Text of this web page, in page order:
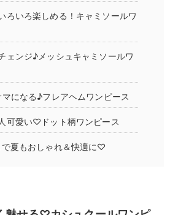
ろいろ楽しめる！キャミソールワ
ェンジ♪メッシュキャミソールワ
になる♪フレアヘムワンピース
可愛い♡ドット柄ワンピース
で夏もおしゃれ＆快適に♡